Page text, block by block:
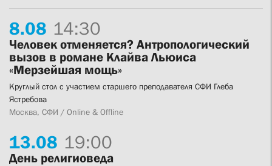
8.08 14:30
Человек отменяется? Антропологический
вызов в романе Клайва Льюиса
«Мерзейшая мощь»
Круглый стол с участием старшего преподавателя СФИ Глеба
Ястребова
Москва, СФИ / Online & Offline
13.08 19:00
День религиоведа